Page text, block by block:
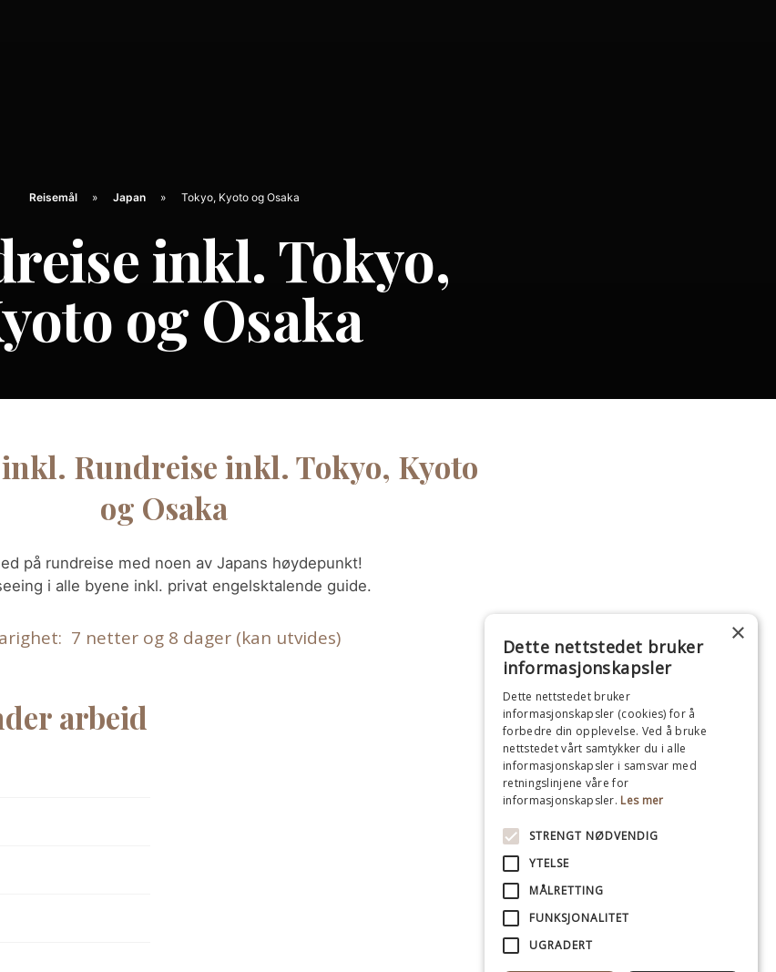
Reisemål Japan Tokyo, Kyoto og Osaka
inkl. Tokyo,
og Osaka
Rundreise inkl. Tokyo, Kyoto
og Osaka
på rundreise med noen av Japans høydepunkt!
i alle byene inkl. privat engelsktalende guide.
7 netter og 8 dager (kan utvides)
arbeid
×
Dette nettstedet bruker
informasjonskapsler
Dette nettstedet bruker
informasjonskapsler (cookies) for å
forbedre din opplevelse. Ved å bruke
nettstedet vårt samtykker du i alle
informasjonskapsler i samsvar med
retningslinjene våre for
informasjonskapsler. Les mer
STRENGT NØDVENDIG
YTELSE
MÅLRETTING
FUNKSJONALITET
UGRADERT